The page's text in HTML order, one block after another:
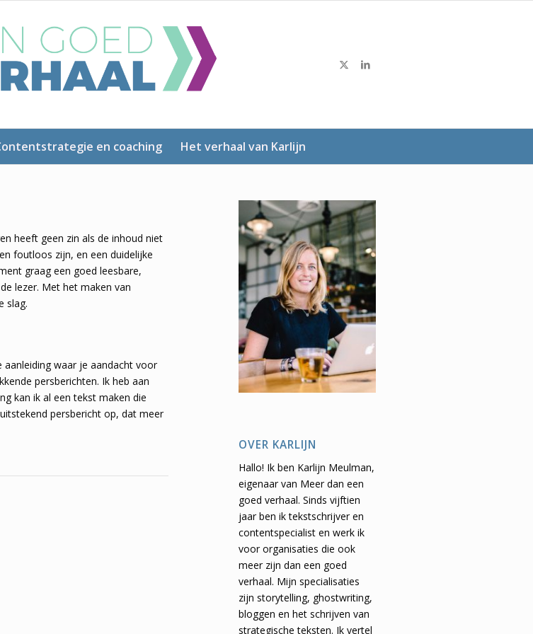
en coaching Het verhaal van Karlijn
heeft geen zin als de inhoud niet
foutloos zijn, en een duidelijke
graag een goed leesbare,
lezer. Met het maken van
slag.
waar je aandacht voor
persberichten. Ik heb aan
kan ik al een tekst maken die
persbericht op, dat meer
OVER KARLIJN
Hallo! Ik ben Karlijn Meulman,
eigenaar van Meer dan een
goed verhaal. Sinds vijftien
jaar ben ik tekstschrijver en
contentspecialist en werk ik
voor organisaties die ook
meer zijn dan een goed
verhaal. Mijn specialisaties
zijn storytelling, ghostwriting,
bloggen en het schrijven van
strategische teksten. Ik vertel